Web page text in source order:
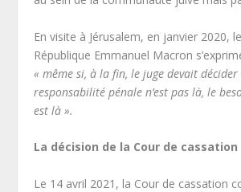
En visite à Jérusalem, en janvier 2020,
République Emmanuel Macron
« même si, à la fin, le juge devait
responsabilité pénale n’est pas là, le
est là ».
La décision de la Cour de cassation
Le 14 avril 2021, la Cour de cassation